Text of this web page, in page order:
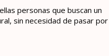
personas que buscan un
sin necesidad de pasar por